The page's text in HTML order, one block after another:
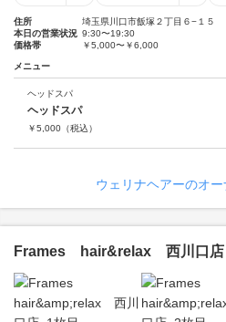
住所
埼玉県川口市飯塚２丁目６−１５
本日の営業状況 9:30〜19:30
価格帯
￥5,000〜￥6,000
メニュー
ヘッドスパ
ヘッドスパ
￥5,000 （税込）
ウェリナヘアーのオ
Frames hair&relax 西川口店